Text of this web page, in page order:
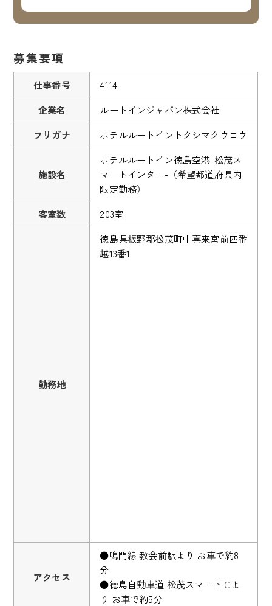
募集要項
仕事番号
4114
企業名
ルートインジャパン株式会社
フリガナ
ホテルルートイントクシマクウコウ
施設名
ホテルルートイン徳島空港-松茂ス
マートインター-（希望都道府県内
限定勤務）
客室数
203室
勤務地
徳島県板野郡松茂町中喜来宮前四番
越13番1
アクセス
●鳴門線 教会前駅より お車で約8
分
●徳島自動車道 松茂スマートICよ
り お車で約5分